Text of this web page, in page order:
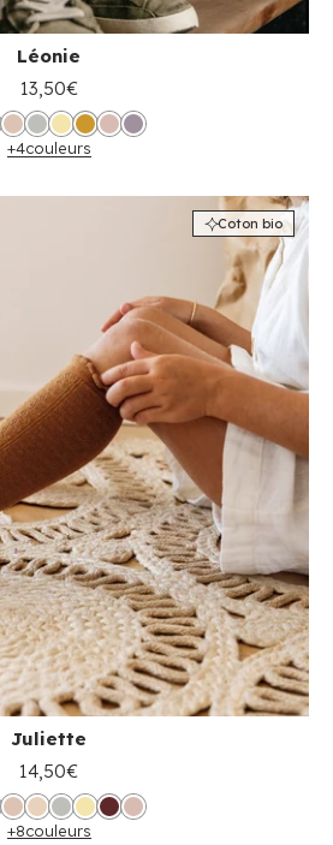
Léonie
13,50€
+4couleurs
Coton bio
Juliette
14,50€
+8couleurs